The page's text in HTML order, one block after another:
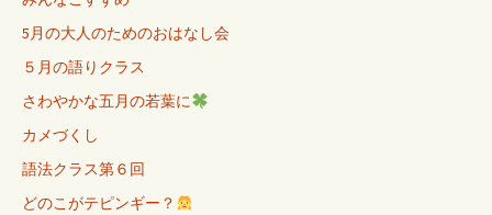
5月の大人のためのおはなし会
５月の語りクラス
さわやかな五月の若葉に
カメづくし
語法クラス第６回
どのこがテピンギー？